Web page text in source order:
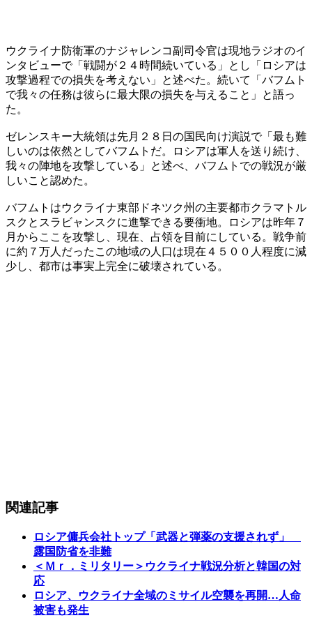
ウクライナ防衛軍のナジャレンコ副司令官は現地ラジオのイ
ンタビューで「戦闘が２４時間続いている」とし「ロシアは
攻撃過程での損失を考えない」と述べた。続いて「バフムト
で我々の任務は彼らに最大限の損失を与えること」と語っ
た。
ゼレンスキー大統領は先月２８日の国民向け演説で「最も難
しいのは依然としてバフムトだ。ロシアは軍人を送り続け、
我々の陣地を攻撃している」と述べ、バフムトでの戦況が厳
しいこと認めた。
バフムトはウクライナ東部ドネツク州の主要都市クラマトル
スクとスラビャンスクに進撃できる要衝地。ロシアは昨年７
月からここを攻撃し、現在、占領を目前にしている。戦争前
に約７万人だったこの地域の人口は現在４５００人程度に減
少し、都市は事実上完全に破壊されている。
関連記事
ロシア傭兵会社トップ「武器と弾薬の支援されず」
露国防省を非難
＜Ｍｒ．ミリタリー＞ウクライナ戦況分析と韓国の対
応
ロシア、ウクライナ全域のミサイル空襲を再開…人命
被害も発生